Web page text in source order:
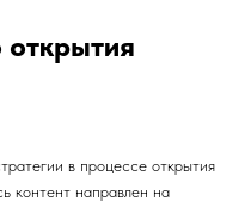
в процессе открытия
контент направлен на